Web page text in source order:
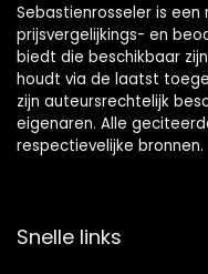
Sebastienrosseler is
prijsvergelijkings- en
biedt die beschikbaar
houdt via de laatst
zijn auteursrechtelijk
eigenaren. Alle
respectievelijke bronnen.
Snelle links